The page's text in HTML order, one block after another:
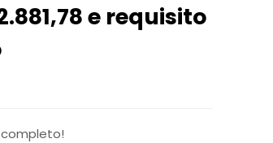
e requisito